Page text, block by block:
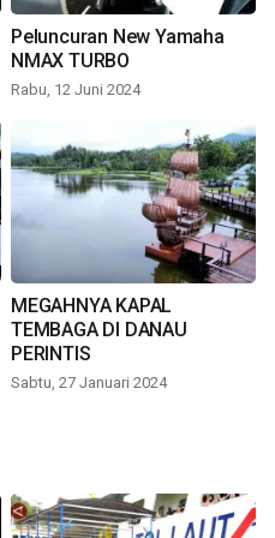
Peluncuran New Yamaha
NMAX TURBO
Rabu, 12 Juni 2024
MEGAHNYA KAPAL
TEMBAGA DI DANAU
PERINTIS
Sabtu, 27 Januari 2024